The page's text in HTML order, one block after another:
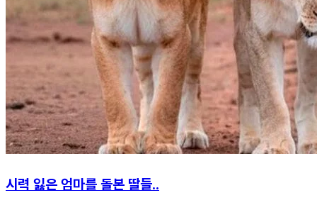
시력 잃은 엄마를 돌본 딸들..